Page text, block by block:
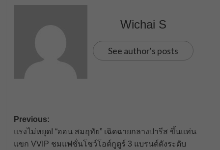
Wichai S
See author's posts
Post
navigation
Previous:
แรงไม่หยุด! “ออน สมฤทัย” เฉิดฉายกลางปารีส ขึ้นแท่น
แขก VVIP ชมแฟชั่นโชว์โอต์กูตูร์ 3 แบรนด์ดังระดับ